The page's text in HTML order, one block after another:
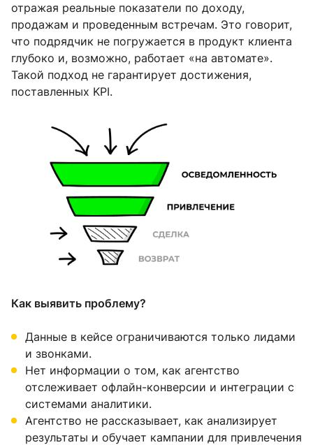
отражая реальные показатели по доходу,
продажам и проведенным встречам. Это говорит,
что подрядчик не погружается в продукт клиента
глубоко и, возможно, работает «на автомате».
Такой подход не гарантирует достижения,
поставленных KPI.
Как выявить проблему?
Данные в кейсе ограничиваются только лидами
и звонками.
Нет информации о том, как агентство
отслеживает офлайн-конверсии и интеграции с
системами аналитики.
Агентство не рассказывает, как анализирует
результаты и обучает кампании для привлечения